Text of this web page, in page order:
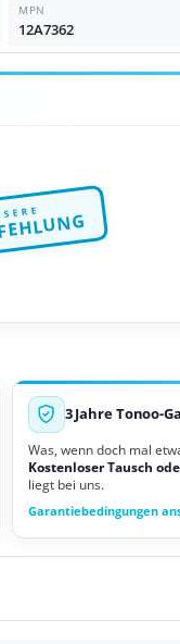
MPN
12A7362
3 Jahre Tonoo-
Was, wenn doch mal
Kostenloser Tausch
liegt bei uns.
Garantiebedingungen